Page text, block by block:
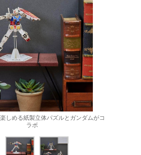
しめる紙製立体パズルとガンダムがコ
ラボ